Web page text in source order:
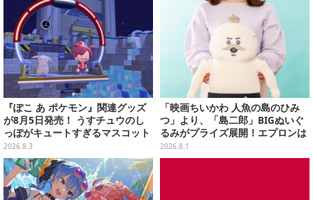
『ぽこ あ ポケモン』関連グッズ
が8月5日発売！ うすチュウのし
っぽがキュートすぎるマスコット
など、まとめてご紹介
2026.8.3
「映画ちいかわ 人魚の島のひみ
つ」より、「島二郎」BIGぬいぐ
るみがプライズ展開！エプロンは
ポケット付き
2026.8.1